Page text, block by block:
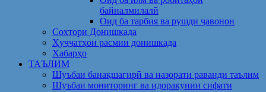
байналмилалӣ
Оид ба тарбия ва рушди ҷавонон
Сохтори Донишкада
Ҳуҷҷатҳои расмии донишкада
Хабарҳо
ТАЪЛИМ
Шуъбаи банақшагирӣ ва назорати раванди таълим
Шуъбаи мониторинг ва идоракунии сифати